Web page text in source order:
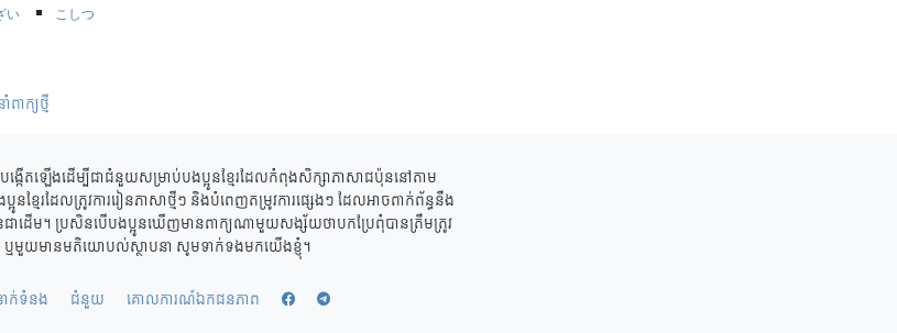
い
こしつ
ាក្យថ្មី
បង្កើតឡើងដើម្បីជាជំនួយសម្រាប់បងប្អូនខ្មែរដែលកំពុងសិក្សាភាសាជប៉ុននៅតាម
អូនខ្មែរដែលត្រូវការរៀនភាសាថ្មីៗ និងបំពេញតម្រូវការផ្សេងៗ ដែលអាចពាក់ព័ន្ធនឹង
ាដើម។ ប្រសិនបើបងប្អូនឃើញមានពាក្យណាមួយសង្ស័យថាបកប្រែពុំបានត្រឹមត្រូវ
ឬមួយមានមតិយោបល់ស្ថាបនា សូមទាក់ទងមកយើងខ្ញុំ។
ក់ទំនង ជំនួយ គោលការណ៍ឯកជនភាព